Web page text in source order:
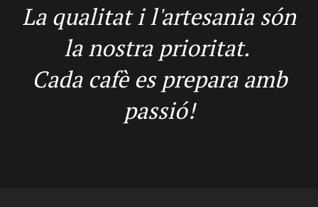
La qualitat i l'artesania són
la nostra prioritat.
Cada cafè es prepara amb
passió!